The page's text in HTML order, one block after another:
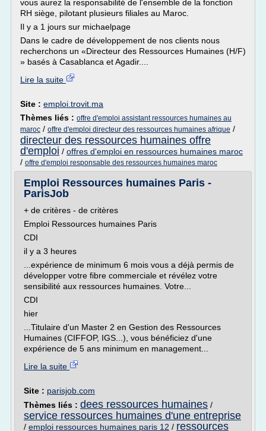
vous aurez la responsabilité de l'ensemble de la fonction
RH siège, pilotant plusieurs filiales au Maroc.
Il y a 1 jours sur michaelpage
Dans le cadre de développement de nos clients nous
recherchons un «Directeur des Ressources Humaines (H/F)
» basés à Casablanca et Agadir....
Lire la suite
Site : emploi.trovit.ma
Thèmes liés : offre d'emploi assistant ressources humaines au
maroc / offre d'emploi directeur des ressources humaines afrique /
directeur des ressources humaines offre
d'emploi / offres d'emploi en ressources humaines maroc
/ offre d'emploi responsable des ressources humaines maroc
Emploi Ressources humaines Paris -
ParisJob
+ de critères - de critères
Emploi Ressources humaines Paris
CDI
il y a 3 heures
...expérience de minimum 6 mois vous a déjà permis de
développer votre fibre commerciale et révélez votre
sensibilité aux ressources humaines. Votre...
CDI
hier
...Titulaire d'un Master 2 en Gestion des Ressources
Humaines (CIFFOP, IGS...), vous bénéficiez d'une
expérience de 5 ans minimum en management...
Lire la suite
Site : parisjob.com
Thèmes liés : dees ressources humaines /
service ressources humaines d'une entreprise
/ emploi ressources humaines paris 12 / ressources